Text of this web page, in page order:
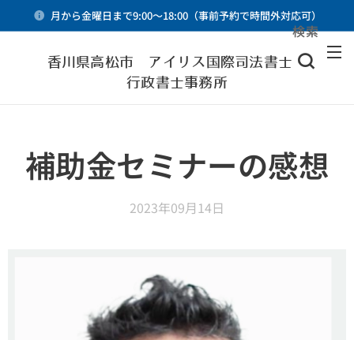
月から金曜日まで9:00～18:00（事前予約で時間外対応可）
香川県高松市 アイリス国際司法書士・
行政書士事務所
検索
補助金セミナーの感想
2023年09月14日